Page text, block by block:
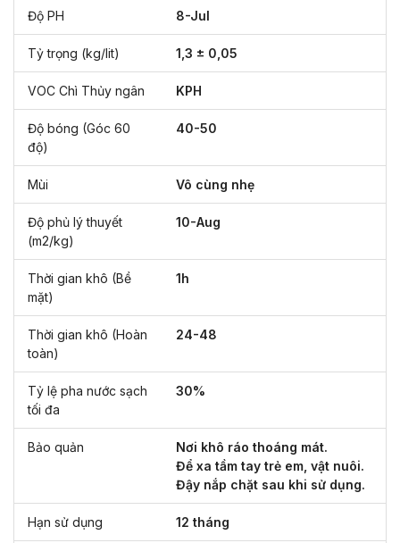
Độ PH 8-Jul
Tỷ trọng (kg/lit) 1,3 ± 0,05
VOC Chì Thủy ngân KPH
Độ bóng (Góc 60
độ)
40-50
Mùi Vô cùng nhẹ
Độ phủ lý thuyết
(m2/kg)
10-Aug
Thời gian khô (Bề
mặt)
1h
Thời gian khô (Hoàn
toàn)
24-48
Tỷ lệ pha nước sạch
tối đa
30%
Bảo quản
Nơi khô ráo thoáng mát.
Để xa tầm tay trẻ em, vật nuôi.
Đậy nắp chặt sau khi sử dụng.
Hạn sử dụng 12 tháng